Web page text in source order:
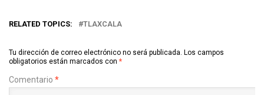
RELATED TOPICS: TLAXCALA
Tu dirección de correo electrónico no será publicada. Los campos
obligatorios están marcados con *
Comentario *